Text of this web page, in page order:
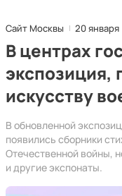
Сайт Москвы 20 января
В центрах
экспозиция,
искусству
В обновленной
появились сборники
Отечественной войны,
и другие экспонаты.